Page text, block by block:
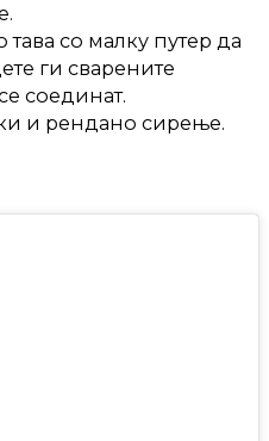
тава со малку путер да
ги сварените
соединат.
и рендано сирење.